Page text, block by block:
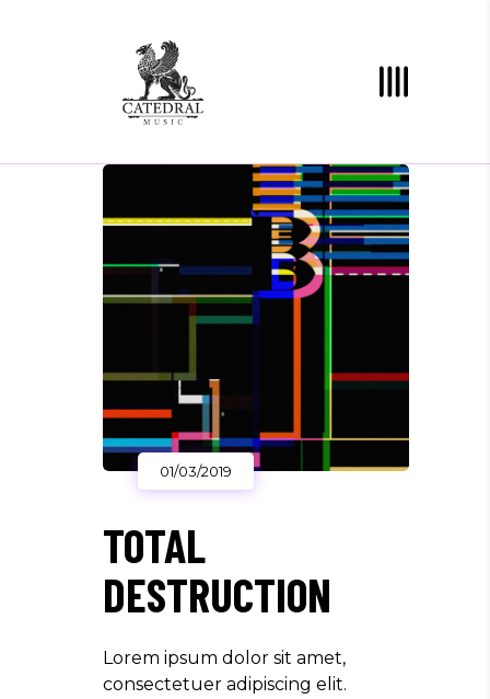
01/03/2019
TOTAL
DESTRUCTION
Lorem ipsum dolor sit amet,
consectetuer adipiscing elit.